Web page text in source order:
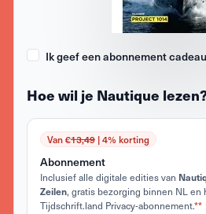
Ik geef een abonnement cadeau
Hoe wil je Nautique
Van €13,49| 4% korting
Abonnement
Inclusief alle digitale edities van
Zeilen, gratis bezorging binnen NL en
Tijdschrift.land Privacy-abonnement.**